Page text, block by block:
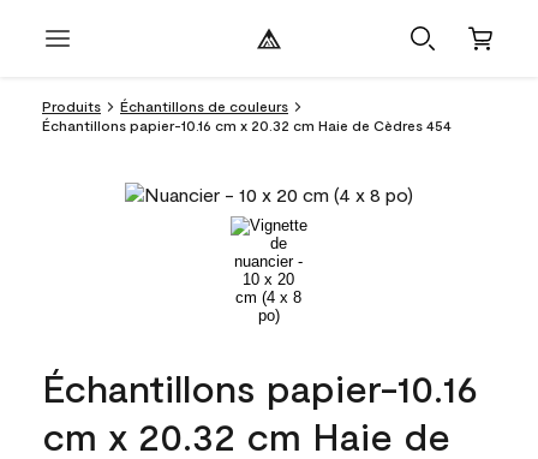
Produits
Échantillons de couleurs
Échantillons papier-10.16 cm x 20.32 cm Haie de Cèdres 454
Échantillons papier-10.16
cm x 20.32 cm Haie de